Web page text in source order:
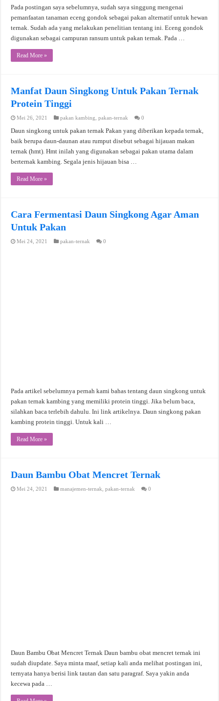
Pada postingan saya sebelumnya, sudah saya singgung mengenai
pemanfaatan tanaman eceng gondok sebagai pakan alternatif untuk hewan
ternak. Sudah ada yang melakukan penelitian tentang ini. Eceng gondok
digunakan sebagai campuran ransum untuk pakan ternak. Pada …
Read More »
Manfat Daun Singkong Untuk Pakan Ternak
Protein Tinggi
Mei 26, 2021 pakan kambing ,pakan-ternak 0
Daun singkong untuk pakan ternak Pakan yang diberikan kepada ternak,
baik berupa daun-daunan atau rumput disebut sebagai hijauan makan
ternak (hmt). Hmt inilah yang digunakan sebagai pakan utama dalam
berternak kambing. Segala jenis hijauan bisa …
Read More »
Cara Fermentasi Daun Singkong Agar Aman
Untuk Pakan
Mei 24, 2021 pakan-ternak 0
Pada artikel sebelumnya pernah kami bahas tentang daun singkong untuk
pakan ternak kambing yang memiliki protein tinggi. Jika belum baca,
silahkan baca terlebih dahulu. Ini link artikelnya. Daun singkong pakan
kambing protein tinggi. Untuk kali …
Read More »
Daun Bambu Obat Mencret Ternak
Mei 24, 2021 manajemen-ternak ,pakan-ternak 0
Daun Bambu Obat Mencret Ternak Daun bambu obat mencret ternak ini
sudah diupdate. Saya minta maaf, setiap kali anda melihat postingan ini,
ternyata hanya berisi link tautan dan satu paragraf. Saya yakin anda
kecewa pada …